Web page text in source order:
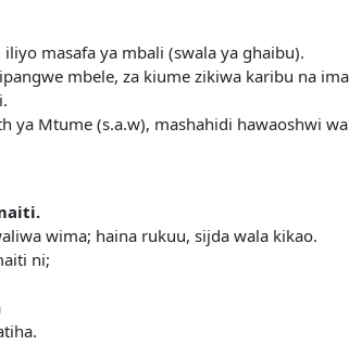
masafa ya mbali (swala ya ghaibu).
mbele, za kiume zikiwa karibu na
ya Mtume (s.a.w), mashahidi hawaoshwi
wima; haina rukuu, sijda wala kikao.
ni;